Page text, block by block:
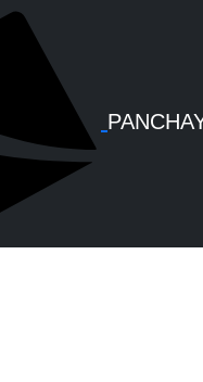
നികുതി
Profession Tax
- 1149/2024/